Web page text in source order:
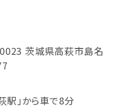
茨城県高萩市島名
駅」から車で8分